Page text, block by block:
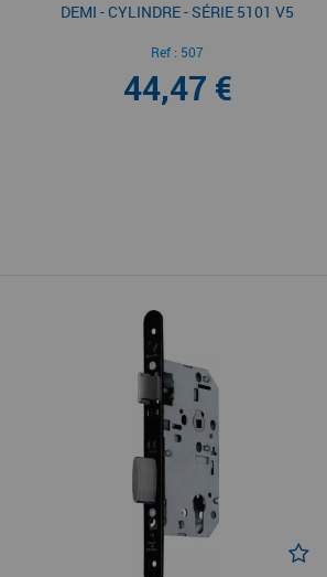
DEMI - CYLINDRE - SÉRIE 5101 V5
Ref : 507
44,47 €